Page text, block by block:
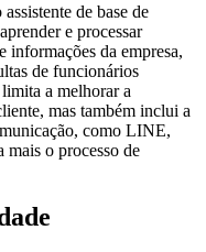
de base de
e processar
informações da empresa,
de funcionários
a melhorar a
mas também inclui a
como LINE,
o processo de